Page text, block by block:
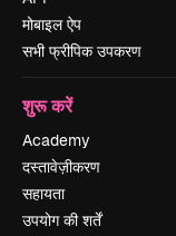
मोबाइल ऐप
सभी फ्रीपिक उपकरण
शुरू करें
Academy
दस्तावेज़ीकरण
सहायता
उपयोग की शर्तें